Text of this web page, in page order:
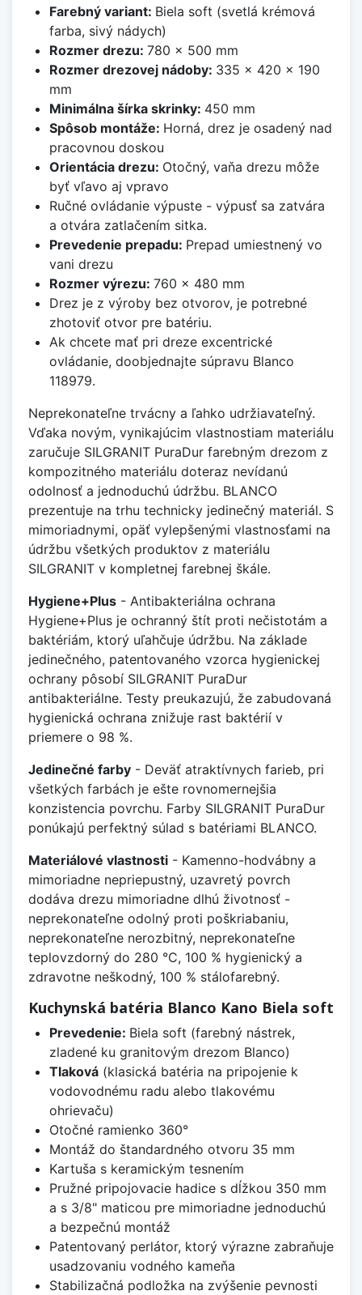
Farebný variant: Biela soft (svetlá krémová
farba, sivý nádych)
Rozmer drezu: 780 x 500 mm
Rozmer drezovej nádoby: 335 x 420 x 190
mm
Minimálna šírka skrinky: 450 mm
Spôsob montáže: Horná, drez je osadený nad
pracovnou doskou
Orientácia drezu: Otočný, vaňa drezu môže
byť vľavo aj vpravo
Ručné ovládanie výpuste - výpusť sa zatvára
a otvára zatlačením sitka.
Prevedenie prepadu: Prepad umiestnený vo
vani drezu
Rozmer výrezu: 760 x 480 mm
Drez je z výroby bez otvorov, je potrebné
zhotoviť otvor pre batériu.
Ak chcete mať pri dreze excentrické
ovládanie, doobjednajte súpravu Blanco
118979.
Neprekonateľne trvácny a ľahko udržiavateľný.
Vďaka novým, vynikajúcim vlastnostiam materiálu
zaručuje SILGRANIT PuraDur farebným drezom z
kompozitného materiálu doteraz nevídanú
odolnosť a jednoduchú údržbu. BLANCO
prezentuje na trhu technicky jedinečný materiál. S
mimoriadnymi, opäť vylepšenými vlastnosťami na
údržbu všetkých produktov z materiálu
SILGRANIT v kompletnej farebnej škále.
Hygiene+Plus - Antibakteriálna ochrana
Hygiene+Plus je ochranný štít proti nečistotám a
baktériám, ktorý uľahčuje údržbu. Na základe
jedinečného, patentovaného vzorca hygienickej
ochrany pôsobí SILGRANIT PuraDur
antibakteriálne. Testy preukazujú, že zabudovaná
hygienická ochrana znižuje rast baktérií v
priemere o 98 %.
Jedinečné farby - Deväť atraktívnych farieb, pri
všetkých farbách je ešte rovnomernejšia
konzistencia povrchu. Farby SILGRANIT PuraDur
ponúkajú perfektný súlad s batériami BLANCO.
Materiálové vlastnosti - Kamenno-hodvábny a
mimoriadne nepriepustný, uzavretý povrch
dodáva drezu mimoriadne dlhú životnosť -
neprekonateľne odolný proti poškriabaniu,
neprekonateľne nerozbitný, neprekonateľne
teplovzdorný do 280 °C, 100 % hygienický a
zdravotne neškodný, 100 % stálofarebný.
Kuchynská batéria Blanco Kano Biela soft
Prevedenie: Biela soft (farebný nástrek,
zladené ku granitovým drezom Blanco)
Tlaková(klasická batéria na pripojenie k
vodovodnému radu alebo tlakovému
ohrievaču)
Otočné ramienko 360°
Montáž do štandardného otvoru 35 mm
Kartuša s keramickým tesnením
Pružné pripojovacie hadice s dĺžkou 350 mm
a s 3/8" maticou pre mimoriadne jednoduchú
a bezpečnú montáž
Patentovaný perlátor, ktorý výrazne zabraňuje
usadzovaniu vodného kameňa
Stabilizačná podložka na zvýšenie pevnosti